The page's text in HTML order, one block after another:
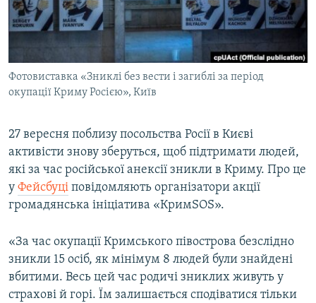
ВІДЕОУРОКИ «ELIFBE»
СВІДЧЕННЯ ОКУПАЦІЇ
УКРАЇНСЬКА ПРОБЛЕМА КРИМУ
ІНФОГРАФІКА
Русский
Qırımtatar
ДОЛУЧАЙСЯ!
Усі сайти RFE/RL
Фотовиставка «Зниклі без вести і загиблі за період
окупації Криму Росією», Київ
27 вересня поблизу посольства Росії в Києві
активісти знову зберуться, щоб підтримати людей,
які за час російської анексії зникли в Криму. Про це
у Фейсбуці повідомляють організатори акції
громадянська ініціатива «КримSOS».
«За час окупації Кримського півострова безслідно
зникли 15 осіб, як мінімум 8 людей були знайдені
вбитими. Весь цей час родичі зниклих живуть у
страхові й горі. Їм залишається сподіватися тільки